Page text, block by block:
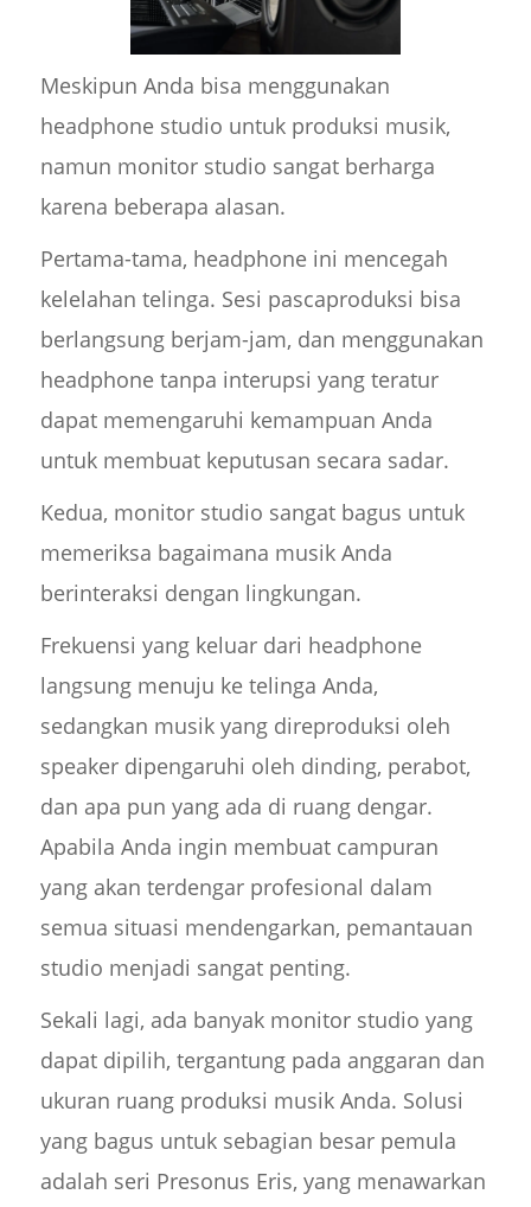
Meskipun Anda bisa menggunakan
headphone studio untuk produksi musik,
namun monitor studio sangat berharga
karena beberapa alasan.
Pertama-tama, headphone ini mencegah
kelelahan telinga. Sesi pascaproduksi bisa
berlangsung berjam-jam, dan menggunakan
headphone tanpa interupsi yang teratur
dapat memengaruhi kemampuan Anda
untuk membuat keputusan secara sadar.
Kedua, monitor studio sangat bagus untuk
memeriksa bagaimana musik Anda
berinteraksi dengan lingkungan.
Frekuensi yang keluar dari headphone
langsung menuju ke telinga Anda,
sedangkan musik yang direproduksi oleh
speaker dipengaruhi oleh dinding, perabot,
dan apa pun yang ada di ruang dengar.
Apabila Anda ingin membuat campuran
yang akan terdengar profesional dalam
semua situasi mendengarkan, pemantauan
studio menjadi sangat penting.
Sekali lagi, ada banyak monitor studio yang
dapat dipilih, tergantung pada anggaran dan
ukuran ruang produksi musik Anda. Solusi
yang bagus untuk sebagian besar pemula
adalah seri Presonus Eris, yang menawarkan